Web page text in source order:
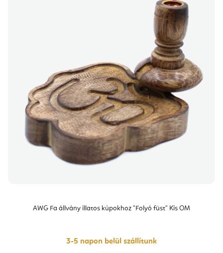
AWG Fa állvány illatos kúpokhoz "Folyó füst" Kis OM
3-5 napon belül szállítunk